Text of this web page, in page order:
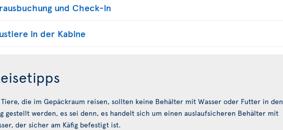
und Check-in
in der Kabine
Tiere, die im Gepäckraum reisen, sollten keine Behälter mit Wasser oder Futter in den
gestellt werden, es sei denn, es handelt sich um einen auslaufsicheren Behälter mit
der sicher am Käfig befestigt ist.